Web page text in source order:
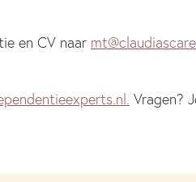
en CV naar
Vragen?